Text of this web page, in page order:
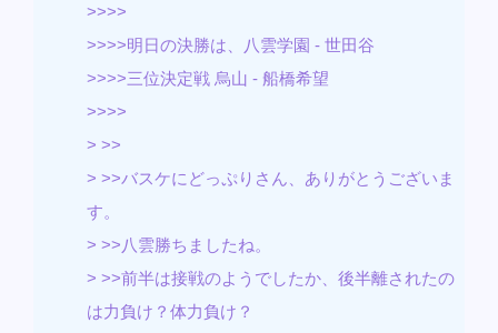
>>>>
>>>>明日の決勝は、八雲学園 - 世田谷
>>>>三位決定戦 烏山 - 船橋希望
>>>>
> >>
> >>バスケにどっぷりさん、ありがとうございま
す。
> >>八雲勝ちましたね。
> >>前半は接戦のようでしたか、後半離されたの
は力負け？体力負け？